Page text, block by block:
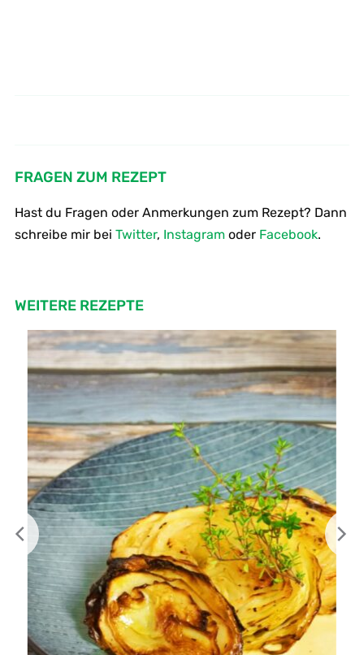
FRAGEN ZUM REZEPT
Hast du Fragen oder Anmerkungen zum Rezept? Dann
schreibe mir bei Twitter, Instagramoder Facebook.
WEITERE REZEPTE